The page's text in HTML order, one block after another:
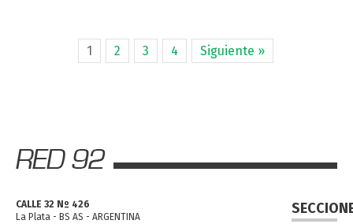
1 2 3 4 Siguiente »
CALLE 32 Nº 426
La Plata - BS AS - ARGENTINA